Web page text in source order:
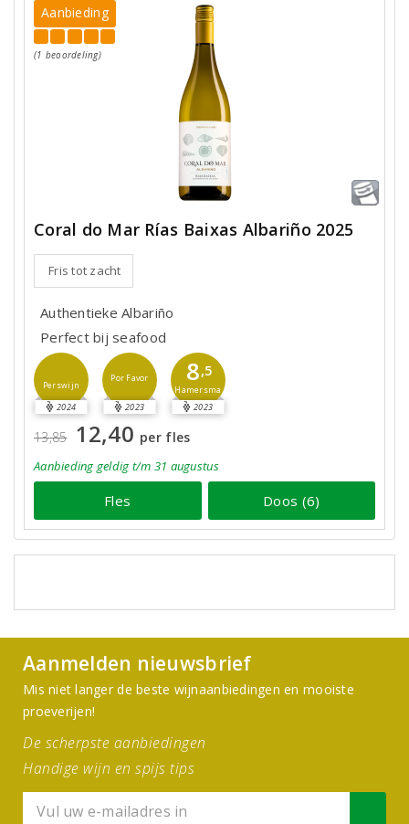
Aanbieding
(1 beoordeling)
Coral do Mar Rías Baixas Albariño 2025
Fris tot zacht
Authentieke Albariño
Perfect bij seafood
Perswijn
2024
Por Favor
2023
8,5
Hamersma
2023
13,85 12,40 per fles
Aanbieding geldig t/m 31 augustus
Fles Doos (6)
Aanmelden nieuwsbrief
Mis niet langer de beste wijnaanbiedingen en mooiste
proeverijen!
De scherpste aanbiedingen
Handige wijn en spijs tips